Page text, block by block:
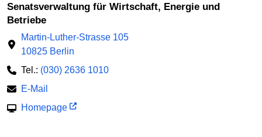
Senatsverwaltung für Wirtschaft, Energie und
Betriebe
Martin-Luther-Strasse 105
10825 Berlin
Tel.: (030) 2636 1010
E-Mail
Homepage